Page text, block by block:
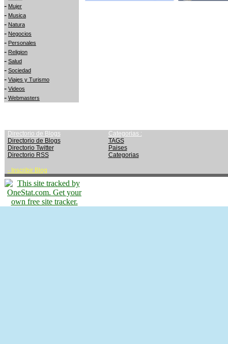
- Mujer
- Musica
- Natura
- Negocios
- Personales
- Religion
- Salud
- Sociedad
- Viajes y Turismo
- Videos
- Webmasters
Directorio de Blogs
Directorio de Blogs
Directorio Twitter
Directorio RSS
- Inscribir Blog
Categorias :
TAGS
Paises
Categorias